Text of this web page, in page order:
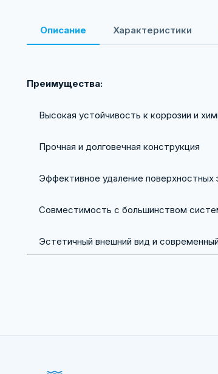
Описание Характеристики
Преимущества:
Высокая устойчивость к коррозии и
Прочная и долговечная конструкция
Эффективное удаление поверхностных
Совместимость с большинством
Эстетичный внешний вид и